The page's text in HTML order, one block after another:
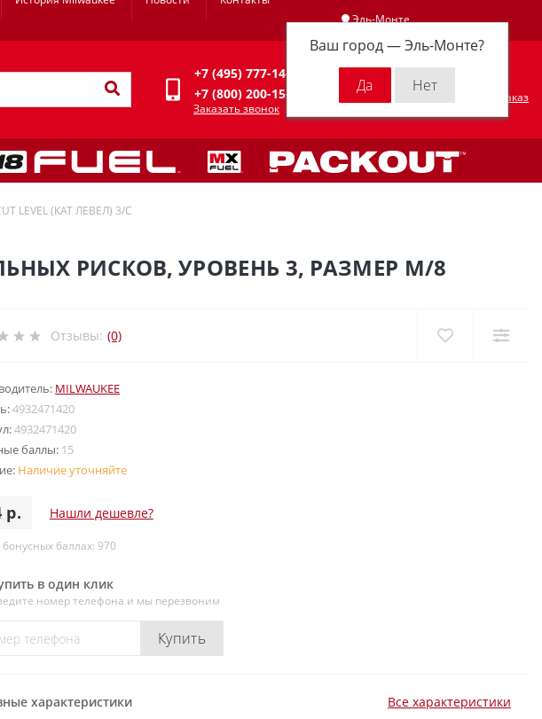
Эль-Монте
Ваш город —Эль-Монте?
Личный кабинет
+7 (495) 777-14-94
+7 (800) 200-15-94
Заказать звонок
Оформить заказ
LEVEL (КАТ ЛЕВЕЛ) 3/C
РИСКОВ, УРОВЕНЬ 3, РАЗМЕР M/8
Отзывы: (0)
MILWAUKEE
4932471420
4932471420
баллы: 15
Наличие уточняйте
р. Нашли дешевле?
баллах: 970
в один клик
номер телефона и мы перезвоним
Купить
характеристики Все характеристики